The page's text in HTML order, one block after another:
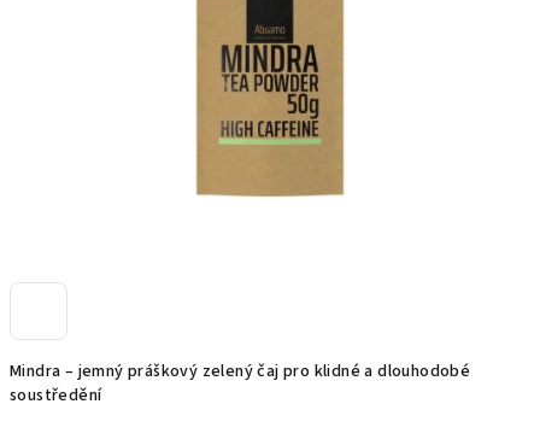
Mindra – jemný práškový zelený čaj pro klidné a dlouhodobé
soustředění